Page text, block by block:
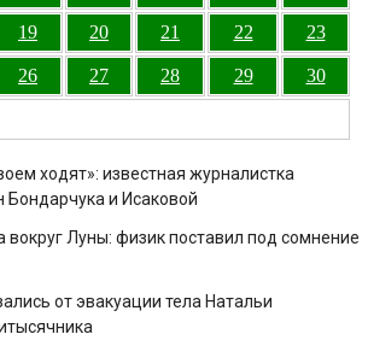
19 20 21 22 23
26 27 28 29 30
ходят»: известная журналистка
и Исаковой
вокруг Луны: физик поставил под сомнение
от эвакуации тела Натальи